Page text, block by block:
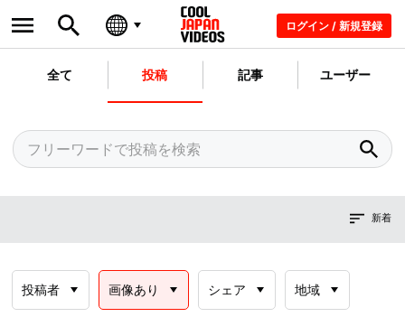
ログイン / 新規登録
全て 投稿 記事 ユーザー
新着
投稿者 画像あり シェア 地域